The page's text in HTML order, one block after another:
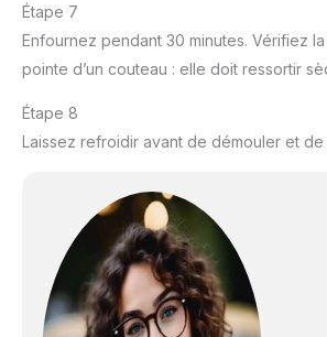
Étape 7
Enfournez pendant 30 minutes. Vérifiez
pointe d’un couteau : elle doit ressortir
Étape 8
Laissez refroidir avant de démouler et de